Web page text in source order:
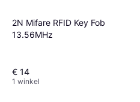
2N Mifare RFID Key Fob
13.56MHz
€ 14
1 winkel